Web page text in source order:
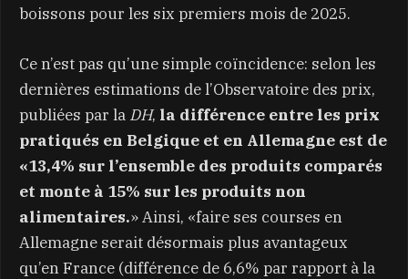
boissons pour les six premiers mois de 2025.
Ce n’est pas qu’une simple coïncidence: selon les
dernières estimations de l’Observatoire des prix,
publiées par la DH, la différence entre les prix
pratiqués en Belgique et en Allemagne est de
«13,4% sur l’ensemble des produits comparés
et monte à 15% sur les produits non
alimentaires.» Ainsi, «faire ses courses en
Allemagne serait désormais plus avantageux
qu’en France (différence de 6,6% par rapport à la